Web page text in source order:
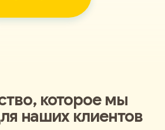
которое мы
наших клиентов